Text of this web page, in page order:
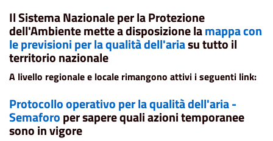
Il Sistema Nazionale per la Protezione
dell'Ambiente mette a disposizione lamappa con
le previsioni per la qualità dell'ariasu tutto il
territorio nazionale
A livello regionale e locale rimangono attivi i seguenti link:
Protocollo operativo per la qualità dell'aria -
Semaforoper sapere quali azioni temporanee
sono in vigore